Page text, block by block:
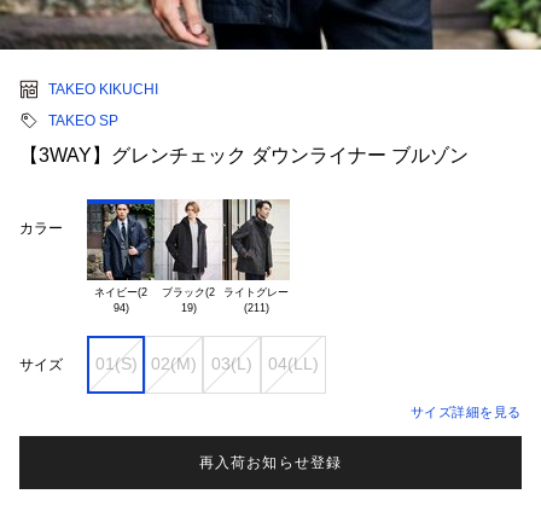
TAKEO KIKUCHI
TAKEO SP
【3WAY】グレンチェック ダウンライナー ブルゾン
カラー
ネイビー(2
94)
ブラック(2
19)
ライトグレー
(211)
サイズ 01(S) 02(M) 03(L) 04(LL)
サイズ詳細を見る
再入荷お知らせ登録